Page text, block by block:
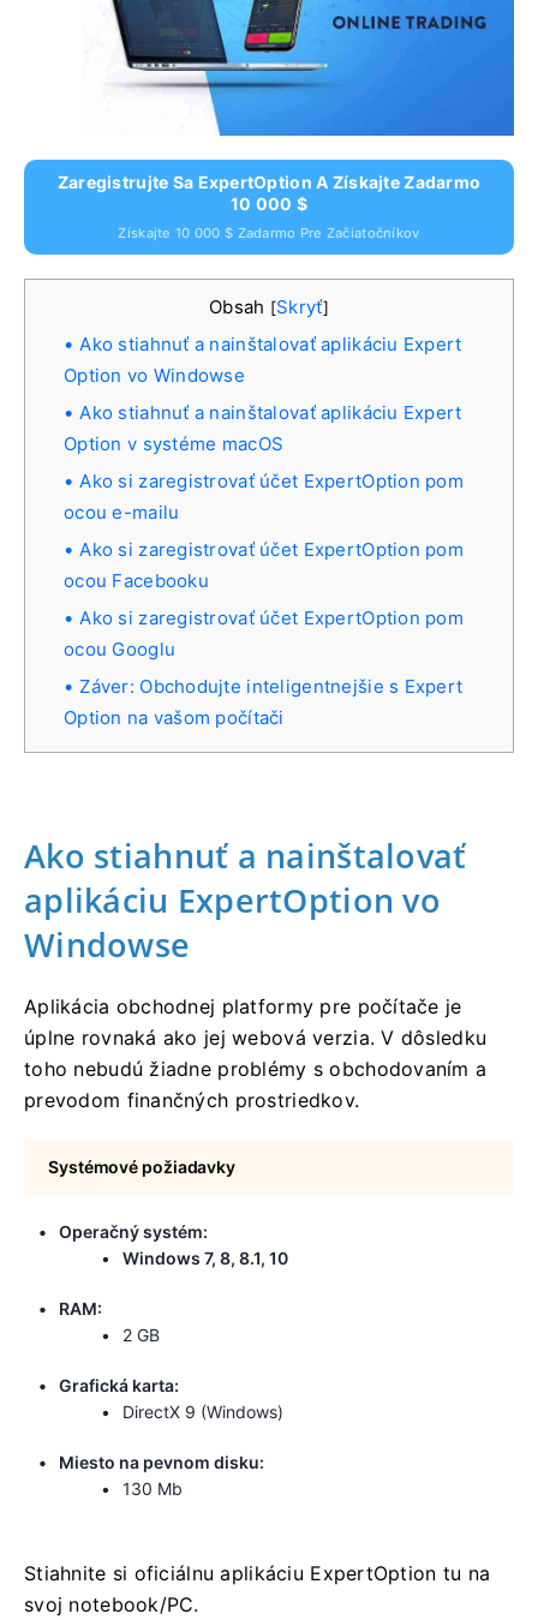
Zaregistrujte Sa ExpertOption A Získajte Zadarmo
10 000 $
Získajte 10 000 $ Zadarmo Pre Začiatočníkov
Obsah [Skryť]
Ako stiahnuť a nainštalovať aplikáciu Expert
Option vo Windowse
Ako stiahnuť a nainštalovať aplikáciu Expert
Option v systéme macOS
Ako si zaregistrovať účet ExpertOption pom
ocou e-mailu
Ako si zaregistrovať účet ExpertOption pom
ocou Facebooku
Ako si zaregistrovať účet ExpertOption pom
ocou Googlu
Záver: Obchodujte inteligentnejšie s Expert
Option na vašom počítači
Ako stiahnuť a nainštalovať
aplikáciu ExpertOption vo
Windowse
Aplikácia obchodnej platformy pre počítače je
úplne rovnaká ako jej webová verzia. V dôsledku
toho nebudú žiadne problémy s obchodovaním a
prevodom finančných prostriedkov.
Systémové požiadavky
Operačný systém:
Windows 7, 8, 8.1, 10
RAM:
2 GB
Grafická karta:
DirectX 9 (Windows)
Miesto na pevnom disku:
130 Mb
Stiahnite si oficiálnu aplikáciu ExpertOption tu na
svoj notebook/PC.